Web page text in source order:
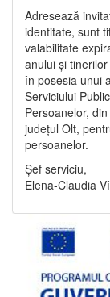
Adresează
identitate, sunt
valabilitate
anului și
în posesia unui
Serviciului
Persoanelor,
județul Olt,
persoanelor.
Șef serviciu,
Elena-Claudia